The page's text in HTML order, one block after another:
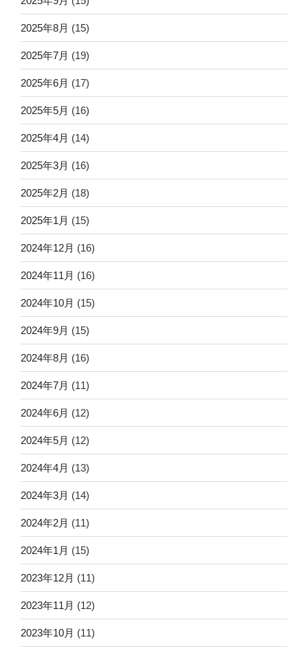
2025年8月 (15)
2025年7月 (19)
2025年6月 (17)
2025年5月 (16)
2025年4月 (14)
2025年3月 (16)
2025年2月 (18)
2025年1月 (15)
2024年12月 (16)
2024年11月 (16)
2024年10月 (15)
2024年9月 (15)
2024年8月 (16)
2024年7月 (11)
2024年6月 (12)
2024年5月 (12)
2024年4月 (13)
2024年3月 (14)
2024年2月 (11)
2024年1月 (15)
2023年12月 (11)
2023年11月 (12)
2023年10月 (11)